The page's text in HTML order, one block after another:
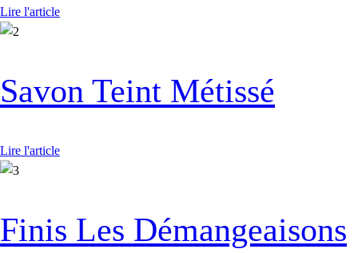
Lire l'article
Savon Teint Métissé
Lire l'article
Finis Les Démangeaisons